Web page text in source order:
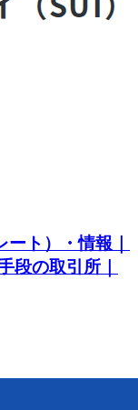
ト）・情報｜
段の取引所｜